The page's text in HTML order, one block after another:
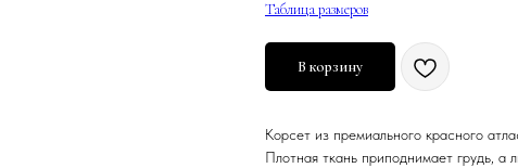
Таблица размеров
В корзину
Корсет из премиального красного
Плотная ткань приподнимает грудь, а